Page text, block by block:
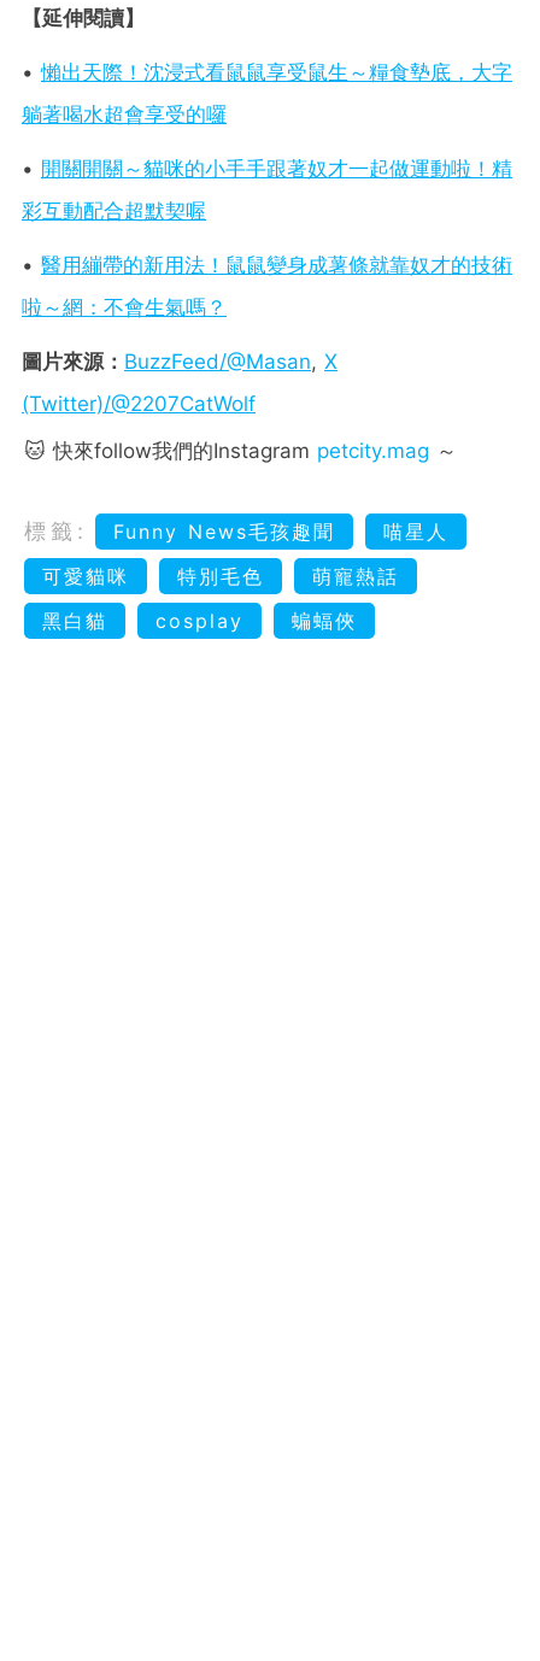
【延伸閱讀】
•懶出天際！沈浸式看鼠鼠享受鼠生～糧食墊底，大字
躺著喝水超會享受的囉
• 開關開關～貓咪的小手手跟著奴才一起做運動啦！精
彩互動配合超默契喔
• 醫用繃帶的新用法！鼠鼠變身成薯條就靠奴才的技術
啦～網：不會生氣嗎？
圖片來源： BuzzFeed/@Masan, X
(Twitter)/@2207CatWolf
🐱 快來follow我們的Instagram petcity.mag ～
標籤: Funny News毛孩趣聞
喵星人
可愛貓咪
特別毛色
萌寵熱話
黑白貓
cosplay 蝙蝠俠